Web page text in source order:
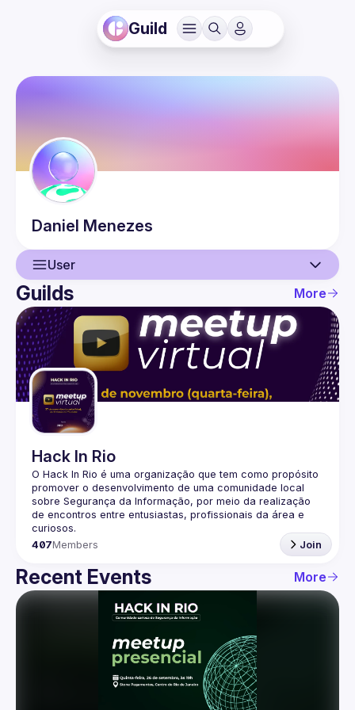
Guild
Daniel Menezes
User
User
Events
Guilds
Guilds More
Hack In Rio
O Hack In Rio é uma organização que tem como propósito
promover o desenvolvimento de uma comunidade local
sobre Segurança da Informação, por meio da realização
de encontros entre entusiastas, profissionais da área e
407Members Join
Recent Events More